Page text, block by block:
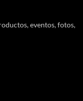
eventos, fotos,